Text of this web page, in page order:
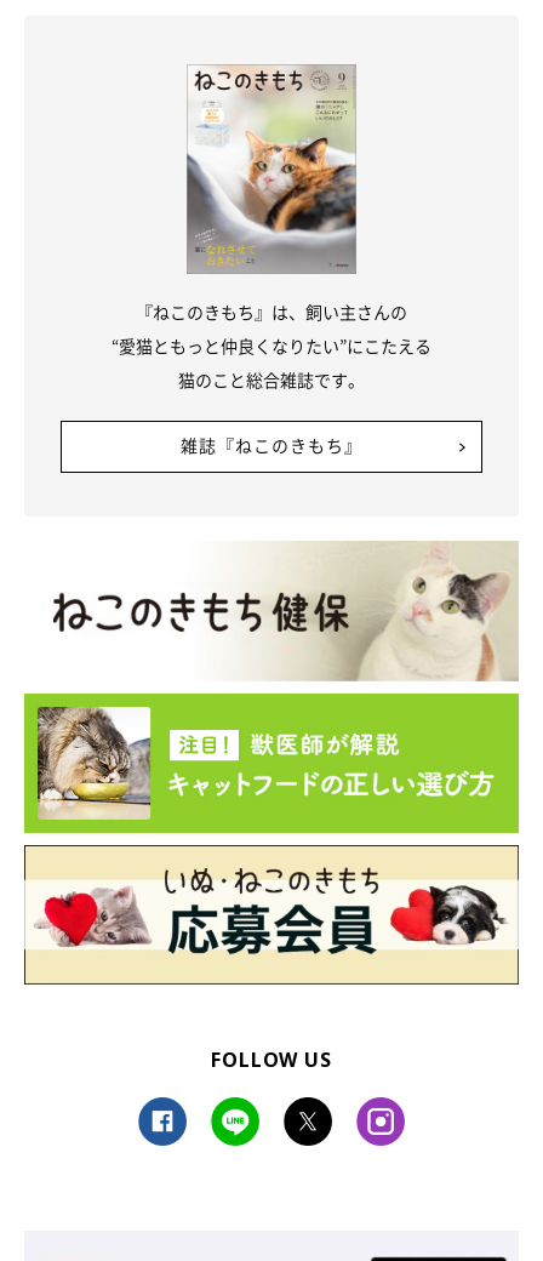
猫は室内だけで飼いましょう。外へ行く習慣があると、感染症や
車が激しく行き交う道路も多く、猫がそうした場所に飛び出して
事故に遭い、命を落とすコも少なくありません。骨折したり、打
ちどころによっては脳挫傷、横隔膜ヘルニア、気胸などを患うこ
ともあります。
こうした悲しい事故に愛猫を遭わせないためにも、室内飼いを徹
底しましょう。
『ねこのきもち』は、飼い主さんの
“愛猫ともっと仲良くなりたい”にこたえる
猫のこと総合雑誌です。
雑誌『ねこのきもち』
FOLLOW US